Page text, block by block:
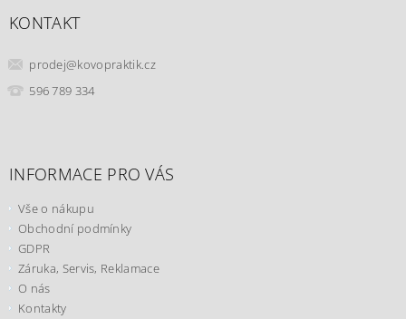
KONTAKT
prodej@kovopraktik.cz
596 789 334
INFORMACE PRO VÁS
Vše o nákupu
Obchodní podmínky
GDPR
Záruka, Servis, Reklamace
O nás
Kontakty